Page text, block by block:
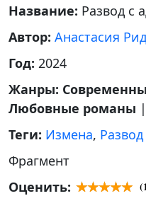
Название: Развод с
Автор: Анастасия
Год: 2024
Жанры:
Любовные романы |
Теги: Измена, Развод
Фрагмент
Оценить:
(